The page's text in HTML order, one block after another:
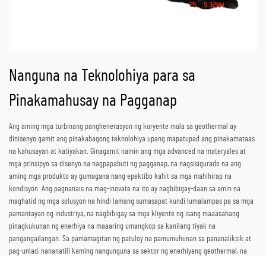
Nanguna na Teknolohiya para sa
Pinakamahusay na Pagganap
Ang aming mga turbinang panghenerasyon ng kuryente mula sa geothermal ay
dinisenyo gamit ang pinakabagong teknolohiya upang mapatupad ang pinakamataas
na kahusayan at katiyakan. Ginagamit namin ang mga advanced na materyales at
mga prinsipyo sa disenyo na nagpapabuti ng pagganap, na nagsisigurado na ang
aming mga produkto ay gumagana nang epektibo kahit sa mga mahihirap na
kondisyon. Ang pagnanais na mag-inovate na ito ay nagbibigay-daan sa amin na
maghatid ng mga solusyon na hindi lamang sumasapat kundi lumalampas pa sa mga
pamantayan ng industriya, na nagbibigay sa mga kliyente ng isang maaasahang
pinagkukunan ng enerhiya na maaaring umangkop sa kanilang tiyak na
pangangailangan. Sa pamamagitan ng patuloy na pamumuhunan sa pananaliksik at
pag-unlad, nananatili kaming nangunguna sa sektor ng enerhiyang geothermal, na